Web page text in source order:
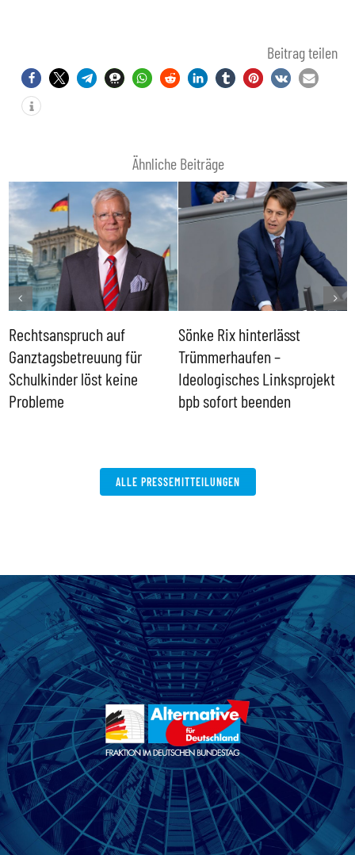
Beitrag teilen
Ähnliche Beiträge
Rechtsanspruch auf
Ganztagsbetreuung für
Schulkinder löst keine
Probleme
Sönke Rix hinterlässt
Trümmerhaufen –
Ideologisches Linksprojekt
bpb sofort beenden
ALLE PRESSEMITTEILUNGEN